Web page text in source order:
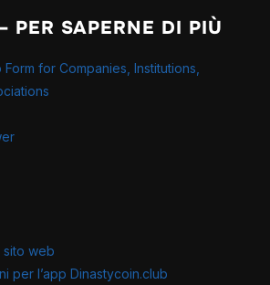
PER SAPERNE DI PIÙ
for Companies, Institutions,
sito web
per l’app Dinastycoin.club